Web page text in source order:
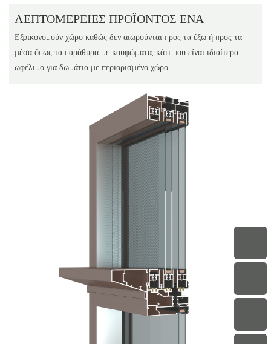
ΛΕΠΤΟΜΈΡΕΙΕΣ ΠΡΟΪΌΝΤΟΣ ΈΝΑ
Εξοικονομούν χώρο καθώς δεν αιωρούνται προς τα έξω ή προς τα
μέσα όπως τα παράθυρα με κουφώματα, κάτι που είναι ιδιαίτερα
ωφέλιμο για δωμάτια με περιορισμένο χώρο.